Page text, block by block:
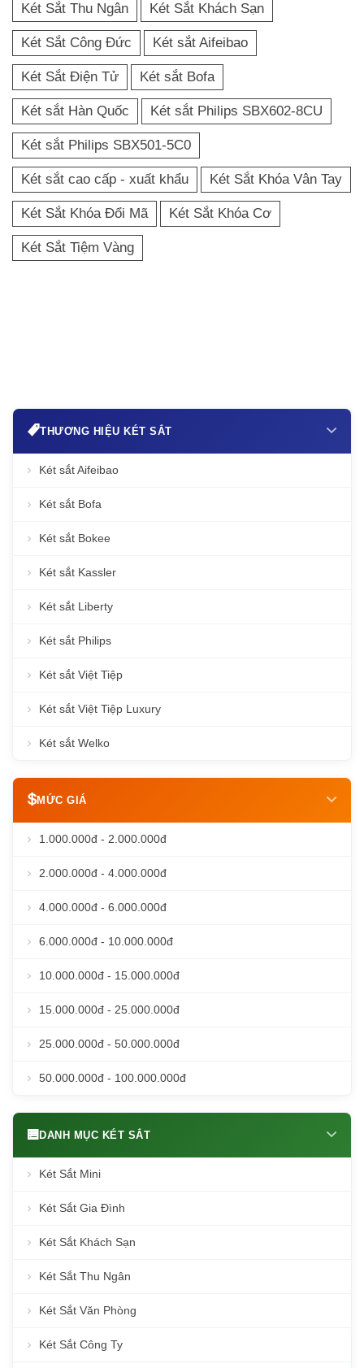
THƯƠNG HIỆU KÉT SẮT
Két sắt Aifeibao
Két sắt Bofa
Két sắt Bokee
Két sắt Kassler
Két sắt Liberty
Két sắt Philips
Két sắt Việt Tiệp
Két sắt Việt Tiệp Luxury
Két sắt Welko
MỨC GIÁ
1.000.000đ - 2.000.000đ
2.000.000đ - 4.000.000đ
4.000.000đ - 6.000.000đ
6.000.000đ - 10.000.000đ
10.000.000đ - 15.000.000đ
15.000.000đ - 25.000.000đ
25.000.000đ - 50.000.000đ
50.000.000đ - 100.000.000đ
DANH MỤC KÉT SẮT
Két Sắt Mini
Két Sắt Gia Đình
Két Sắt Khách Sạn
Két Sắt Thu Ngân
Két Sắt Văn Phòng
Két Sắt Công Ty
Két Sắt Thu Ngân Két Sắt Khách Sạn
Két Sắt Công Đức Két sắt Aifeibao
Két Sắt Điện Tử Két sắt Bofa
Két sắt Hàn Quốc Két sắt Philips SBX602-8CU
Két sắt Philips SBX501-5C0
Két sắt cao cấp - xuất khẩu Két Sắt Khóa Vân Tay
Két Sắt Khóa Đổi Mã Két Sắt Khóa Cơ
Két Sắt Tiệm Vàng